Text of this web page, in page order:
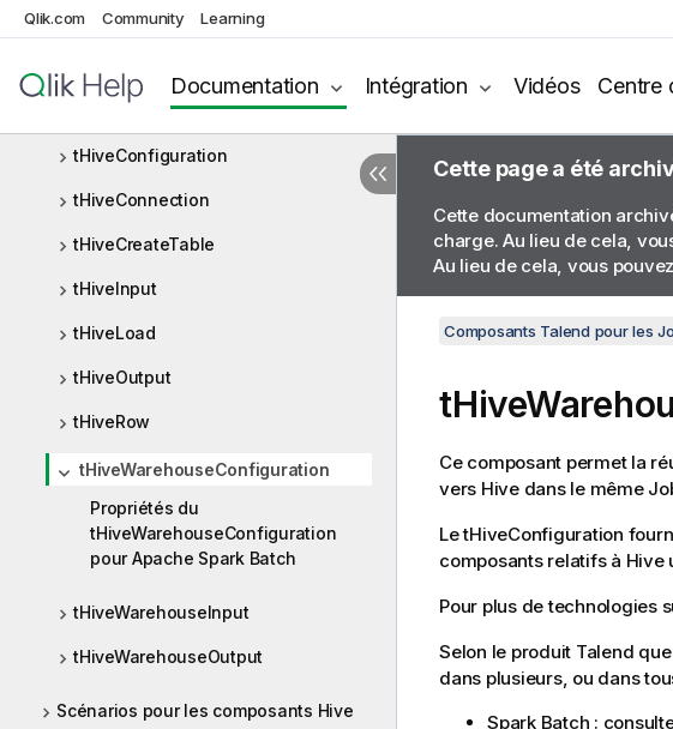
Qlik.com Community Learning
Documentation Intégration Vidéos Centre
Hive
Composants Hive
tHiveConfiguration
tHiveConnection
tHiveCreateTable
tHiveInput
tHiveLoad
tHiveOutput
tHiveRow
tHiveWarehouseConfiguration
Propriétés du
tHiveWarehouseConfiguration
pour Apache Spark Batch
tHiveWarehouseInput
tHiveWarehouseOutput
Scénarios pour les composants Hive
Cette page a été
Cette documentation
charge. Au lieu de cela,
Au lieu de cela, vous
Composants Talend pour les
Ce composant permet la
vers Hive dans le même
LetHiveConfiguration
composants relatifs à Hive
Pour plus de technologies
Selon le produit Talend
dans plusieurs, ou dans
Spark Batch :